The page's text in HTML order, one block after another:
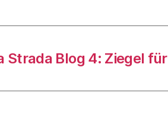
Strada Blog 4: Ziegel